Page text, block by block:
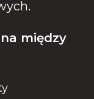
między